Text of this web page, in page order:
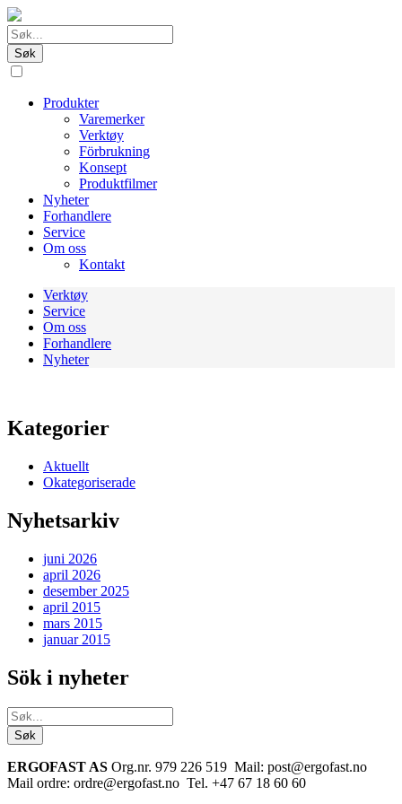
Produkter
Varemerker
Verktøy
Förbrukning
Konsept
Produktfilmer
Nyheter
Forhandlere
Service
Om oss
Kontakt
Verktøy
Service
Om oss
Forhandlere
Nyheter
Kategorier
Aktuellt
Okategoriserade
Nyhetsarkiv
juni 2026
april 2026
desember 2025
april 2015
mars 2015
januar 2015
Sök i nyheter
ERGOFAST AS Org.nr. 979 226 519 Mail: post@ergofast.no
Mail ordre: ordre@ergofast.no Tel. +47 67 18 60 60